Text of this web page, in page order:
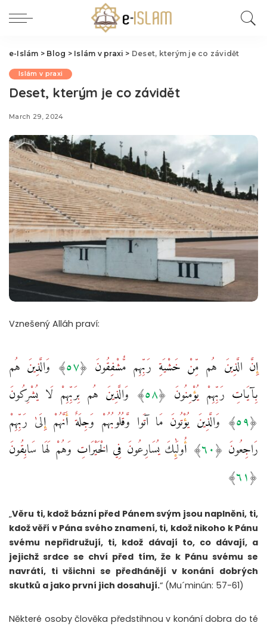
e-Islám > Blog > Islám v praxi > Deset, kterým je co závidět
Islám v praxi
Deset, kterým je co závidět
March 29, 2024
Vznešený Alláh praví:
إِنَّ الَّذِينَ هُم مِّنْ خَشْيَةِ رَبِّهِم مُّشْفِقُونَ ‎﴿٥٧﴾‏ وَالَّذِينَ هُم
بِآيَاتِ رَبِّهِمْ يُؤْمِنُونَ ‎﴿٥٨﴾‏ وَالَّذِينَ هُم بِرَبِّهِمْ لَا يُشْرِكُونَ
‎﴿٥٩﴾‏ وَالَّذِينَ يُؤْتُونَ مَا آتَوا وَّقُلُوبُهُمْ وَجِلَةٌ أَنَّهُمْ إِلَىٰ رَبِّهِمْ
رَاجِعُونَ ‎﴿٦٠﴾‏ أُولَٰئِكَ يُسَارِعُونَ فِي الْخَيْرَاتِ وَهُمْ لَهَا سَابِقُونَ
„Věru ti, kdož bázní před Pánem svým jsou naplněni, ti,
kdož věří v Pána svého znamení, ti, kdož nikoho k Pánu
svému nepřidružují, ti, kdož dávají to, co dávají, a
jejichž srdce se chví před tím, že k Pánu svému se
navrátí, ti všichni se předhánějí v konání dobrých
skutků a jako první jich dosahují.“ (Mu´minún: 57-61)
Některé osoby člověka předstihnou v konání dobra do té